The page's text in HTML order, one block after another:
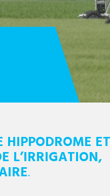
HIPPODROME ET
L’IRRIGATION,
.